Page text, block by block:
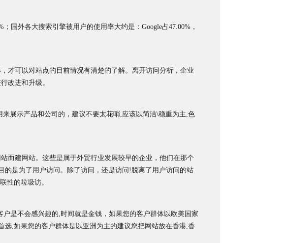
国外各大搜索引擎被用户的使用率大约是：Google占47.00%，
才可以对站点的目前情况有清楚的了解。离开访问分析，企业
改进和升级。
展示产品和公司的，建议不要太花哨,应该以简洁\稳重为主,色
而建网站。这些是属于外贸行业发展较早的企业，他们在那个
是为了用户访问。除了访问，还是访问!脱离了用户访问的站
性的垃圾访。
是不会感兴趣的,时间就是金钱，如果您的客户群体以欧美国家
,如果您的客户群体是以亚洲为主的建议您把网站放在香港,香